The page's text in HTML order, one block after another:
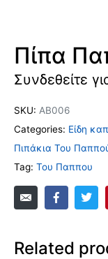
Πίπα
Συνδεθείτε
SKU: ΑΒ006
Categories: Είδη
Πιπάκια Του
Tag: Του Παππου
Related